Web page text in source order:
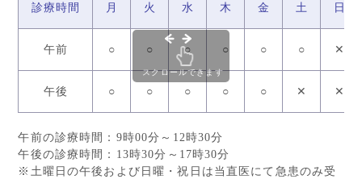
診療時間 月 火 水 木 金 土 日
午前 ○ ○ ○ ○ ○ ○ ✕
午後 ○ ○ ○ ○ ○ ✕ ✕
スクロールできます
午前の診療時間：9時00分～12時30分
午後の診療時間：13時30分～17時30分
※土曜日の午後および日曜・祝日は当直医にて急患のみ受